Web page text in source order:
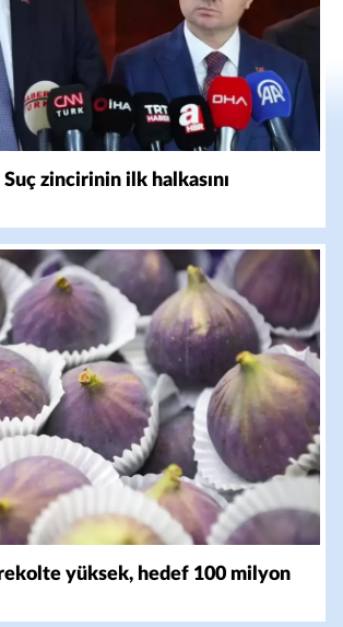
zincirinin ilk halkasını
yüksek, hedef 100 milyon